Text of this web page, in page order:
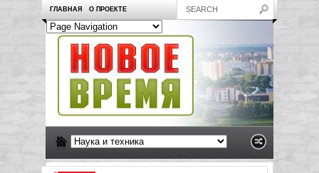
ГЛАВНАЯ О ПРОЕКТЕ